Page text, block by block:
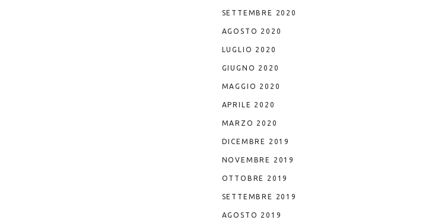
SETTEMBRE 2020
AGOSTO 2020
LUGLIO 2020
GIUGNO 2020
MAGGIO 2020
APRILE 2020
MARZO 2020
DICEMBRE 2019
NOVEMBRE 2019
OTTOBRE 2019
SETTEMBRE 2019
AGOSTO 2019